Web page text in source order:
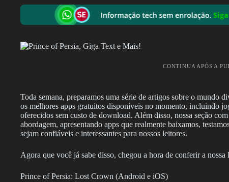
CONTINUA APÓS A
Toda semana, preparamos uma série de artigos sobre o mundo
os melhores apps gratuitos disponíveis no momento, incluindo
oferecidos sem custo de download. Além disso, nossa seção
abordagem, apresentando apps que realmente baixamos,
sejam confiáveis e interessantes para nossos leitores.
Agora que você já sabe disso, chegou a hora de conferir a nossa
Prince of Persia: Lost Crown (Android e iOS)